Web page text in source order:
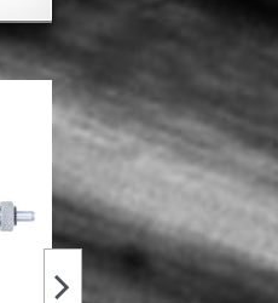
REMINGTON Inneschi
Primers 1-1/2 Small Pistol
(100pz)
17,85 €